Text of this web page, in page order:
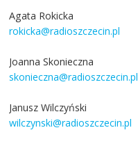
Agata Rokicka
rokicka@radioszczecin.pl
Joanna Skonieczna
skonieczna@radioszczecin.pl
Janusz Wilczyński
wilczynski@radioszczecin.pl